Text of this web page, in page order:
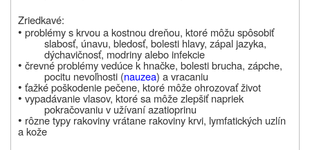
Zriedkavé:
• problémy s krvou a kostnou dreňou, ktoré môžu spôsobiť
slabosť, únavu, bledosť, bolesti hlavy, zápal jazyka,
dýchavičnosť, modriny alebo infekcie
• črevné problémy vedúce k hnačke, bolesti brucha, zápche,
pocitu nevoľnosti (nauzea) a vracaniu
• ťažké poškodenie pečene, ktoré môže ohrozovať život
• vypadávanie vlasov, ktoré sa môže zlepšiť napriek
pokračovaniu v užívaní azatioprinu
• rôzne typy rakoviny vrátane rakoviny krvi, lymfatických uzlín
a kože